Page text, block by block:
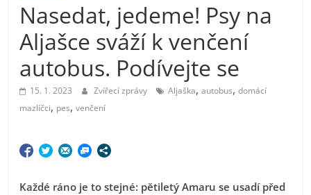
Nasedat, jedeme! Psy na
Aljašce sváží k venčení
autobus. Podívejte se
15. 1. 2023 Zvířecí zprávy Aljaška,autobus,domácí
mazlíčci, pes,venčení
Každé ráno je to stejné: pětiletý Amaru se usadí před